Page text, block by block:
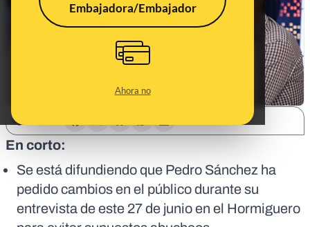
Embajadora/Embajador
Ahora no
En corto:
Se está difundiendo que Pedro Sánchez ha
pedido cambios en el público durante su
entrevista de este 27 de junio en el Hormiguero